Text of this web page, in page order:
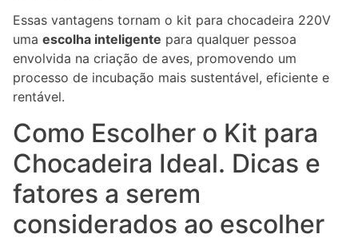
Essas vantagens tornam o kit para chocadeira 220V
uma escolha inteligente para qualquer pessoa
envolvida na criação de aves, promovendo um
processo de incubação mais sustentável, eficiente e
rentável.
Como Escolher o Kit para
Chocadeira Ideal. Dicas e
fatores a serem
considerados ao escolher